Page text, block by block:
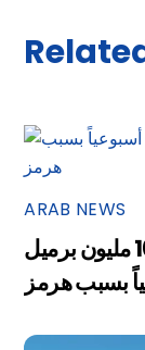
ARAB NEWS
رئيس “أرامكو”: العالم يخسر 100 مليون برميل
بسبب هرمز